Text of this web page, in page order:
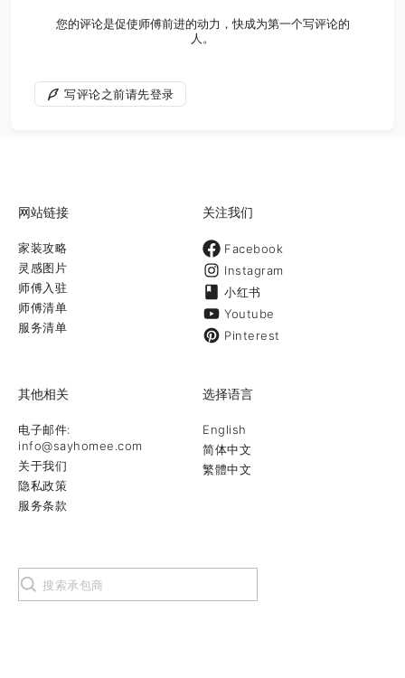
您的评论是促使师傅前进的动力，快成为第一个写评论的
人。
写评论之前请先登录
网站链接
家装攻略
灵感图片
师傅入驻
师傅清单
服务清单
关注我们
Facebook
Instagram
小红书
Youtube
Pinterest
其他相关
电子邮件:
info@sayhomee.com
关于我们
隐私政策
服务条款
选择语言
English
简体中文
繁體中文